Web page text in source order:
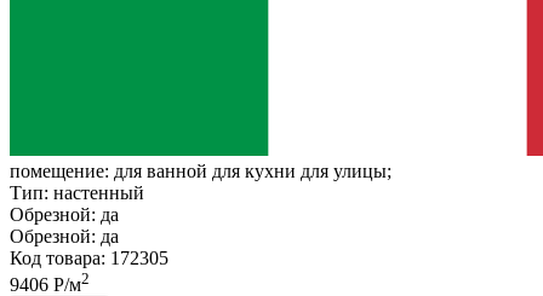
помещение: для ванной для кухни для улицы;
Тип: настенный
Обрезной: да
Обрезной: да
Код товара: 172305
9406 Р/м2